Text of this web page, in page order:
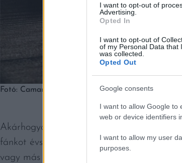
I want to opt-out of
Advertising.
Opted In
I want to opt-out of
of my Personal Data that
was collected.
Opted Out
Google consents
I want to allow Google to
web or device identifiers
I want to allow my user
purposes.
Fotó: Camara Negra/Unsplash
Akárhogyan is, a fentiekből elég nagy
fánkot évszázadok, sőt talán évezredek
vagy más modern sütőipari terméket az